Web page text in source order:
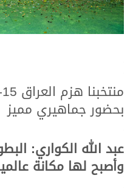
بحضور جماهيري مميز
عبد الله الكواري:
وأصبح لها مكانة